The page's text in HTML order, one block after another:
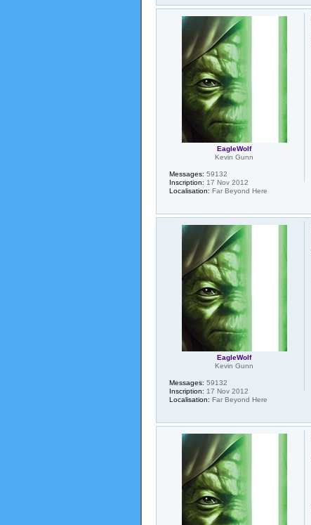
EagleWolf
Kevin Gunn
Messages: 59132
Inscription: 17 Nov 2012
Localisation: Far Beyond Here
EagleWolf
Kevin Gunn
Messages: 59132
Inscription: 17 Nov 2012
Localisation: Far Beyond Here